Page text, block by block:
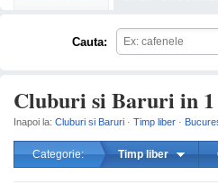
Cauta:
Cluburi si Baruri in
Inapoi la: Cluburi si Baruri · Timp liber ·
Categorie: Timp liber